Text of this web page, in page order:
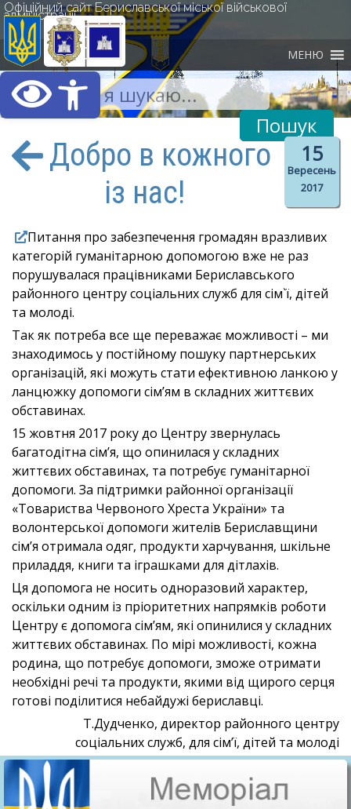
Відкрити Панель
Офіційний сайт Бериславської міської військової
адміністрації
МЕНЮ
15
Вересень
2017
Добро в кожного
із нас!
Питання про забезпечення громадян вразливих
категорій гуманітарною допомогою вже не раз
порушувалася працівниками Бериславського
районного центру соціальних служб для сім`ї, дітей
та молоді.
Так як потреба все ще переважає можливості – ми
знаходимось у постійному пошуку партнерських
організацій, які можуть стати ефективною ланкою у
ланцюжку допомоги сім’ям в складних життєвих
обставинах.
15 жовтня 2017 року до Центру звернулась
багатодітна сім’я, що опинилася у складних
життєвих обставинах, та потребує гуманітарної
допомоги. За підтримки районної організації
«Товариства Червоного Хреста України» та
волонтерської допомоги жителів Бериславщини
сім’я отримала одяг, продукти харчування, шкільне
приладдя, книги та іграшками для дітлахів.
Ця допомога не носить одноразовий характер,
оскільки одним із пріоритетних напрямків роботи
Центру є допомога сім’ям, які опинилися у складних
життєвих обставинах. По мірі можливості, кожна
родина, що потребує допомоги, зможе отримати
необхідні речі та продукти, якими від щирого серця
готові поділитися небайдужі бериславці.
Т.Дудченко, директор районного центру
соціальних служб, для сім’ї, дітей та молоді